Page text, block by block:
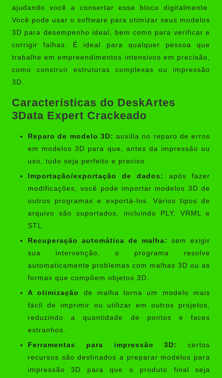
ajudando você a consertar esse bloco digitalmente.
Você pode usar o software para otimizar seus modelos
3D para desempenho ideal, bem como para verificar e
corrigir falhas. É ideal para qualquer pessoa que
trabalhe em empreendimentos intensivos em precisão,
como construir estruturas complexas ou impressão
3D.
Características do DeskArtes
3Data Expert Crackeado
Reparo de modelo 3D: auxilia no reparo de erros
em modelos 3D para que, antes da impressão ou
uso, tudo seja perfeito e preciso.
Importação/exportação de dados:
após fazer
modificações, você pode importar modelos 3D de
outros programas e exportá-los. Vários tipos de
arquivo são suportados, incluindo PLY, VRML e
STL.
Recuperação automática de malha:
sem exigir
sua intervenção, o programa resolve
automaticamente problemas com malhas 3D ou as
formas que compõem objetos 3D.
A otimização
de malha torna um modelo mais
fácil de imprimir ou utilizar em outros projetos,
reduzindo a quantidade de pontos e faces
estranhos.
Ferramentas para impressão 3D:
certos
recursos são destinados a preparar modelos para
impressão 3D para que o produto final seja